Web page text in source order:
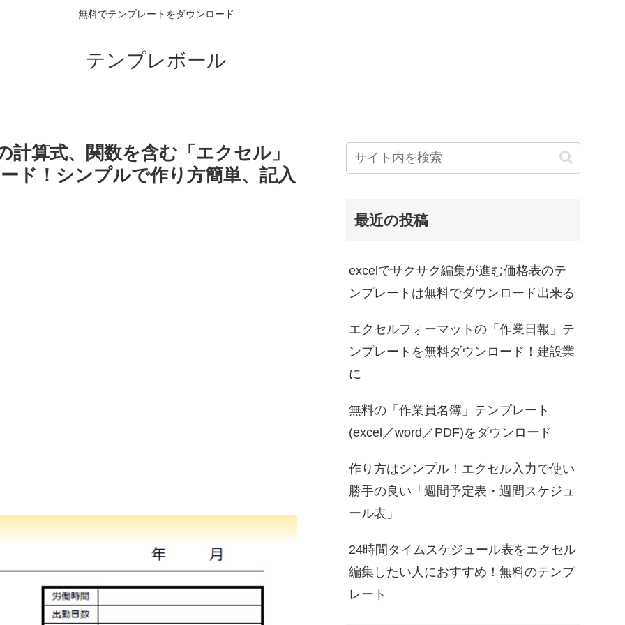
無料でテンプレートをダウンロード
テンプレボール
算式、関数を含む「エクセル」
ド！シンプルで作り方簡単、記入
最近の投稿
excelでサクサク編集が進む価格表のテ
ンプレートは無料でダウンロード出来る
エクセルフォーマットの「作業日報」テ
ンプレートを無料ダウンロード！建設業
に
無料の「作業員名簿」テンプレート
(excel／word／PDF)をダウンロード
作り方はシンプル！エクセル入力で使い
勝手の良い「週間予定表・週間スケジュ
ール表」
24時間タイムスケジュール表をエクセル
編集したい人におすすめ！無料のテンプ
レート